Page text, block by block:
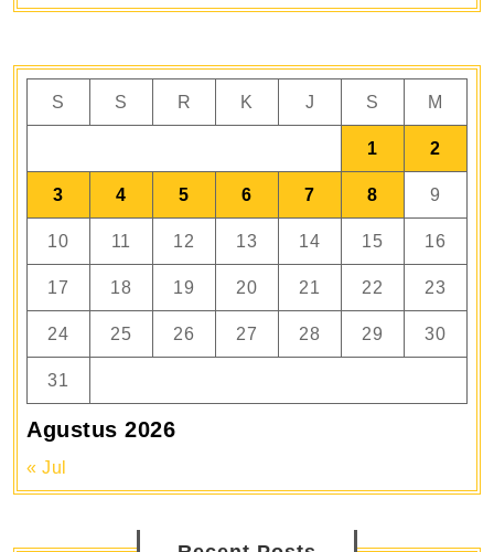
Agustus 2026
S S R K J S M
1 2
3 4 5 6 7 8 9
10 11 12 13 14 15 16
17 18 19 20 21 22 23
24 25 26 27 28 29 30
31
« Jul